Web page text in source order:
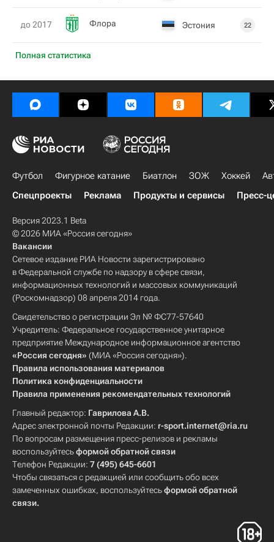
Полная статистика
до 2017 Флора Эстония 22
Футбол Фигурное катание Биатлон ЗОЖ Хоккей
Спецпроекты
Реклама Продукты и сервисы Пресс-
Версия 2023.1 Beta
© 2026 МИА «Россия сегодня»
Вакансии
Сетевое издание РИА Новости зарегистрировано
в Федеральной службе по надзору в сфере связи,
информационных технологий и массовых коммуникаций
(Роскомнадзор) 08 апреля 2014 года.
Свидетельство о регистрации Эл № ФС77-57640
Учредитель: Федеральное государственное унитарное
предприятие Международное информационное агентство
«Россия сегодня» (МИА «Россия сегодня»).
Правила использования материалов
Политика конфиденциальности
Правила применения рекомендательных технологий
Главный редактор: Гаврилова А.В.
Адрес электронной почты Редакции: r-sport.internet@ria.ru
По вопросам размещения пресс-релизов и рекламы
воспользуйтесьформой обратной связи
Телефон Редакции: 7 (495) 645-6601
Чтобы связаться с редакцией или сообщить обо всех
замеченных ошибках, воспользуйтесьформой обратной
связи.